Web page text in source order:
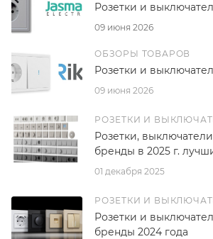
09 июня 2026
Розетки и
ОБЗОРЫ ТОВАРОВ
09 июня 2026
Розетки и
РОЗЕТКИ И
01 декабря 2025
Розетки,
бренды в 2025 г.
РОЗЕТКИ И
Розетки и
бренды 2024 года